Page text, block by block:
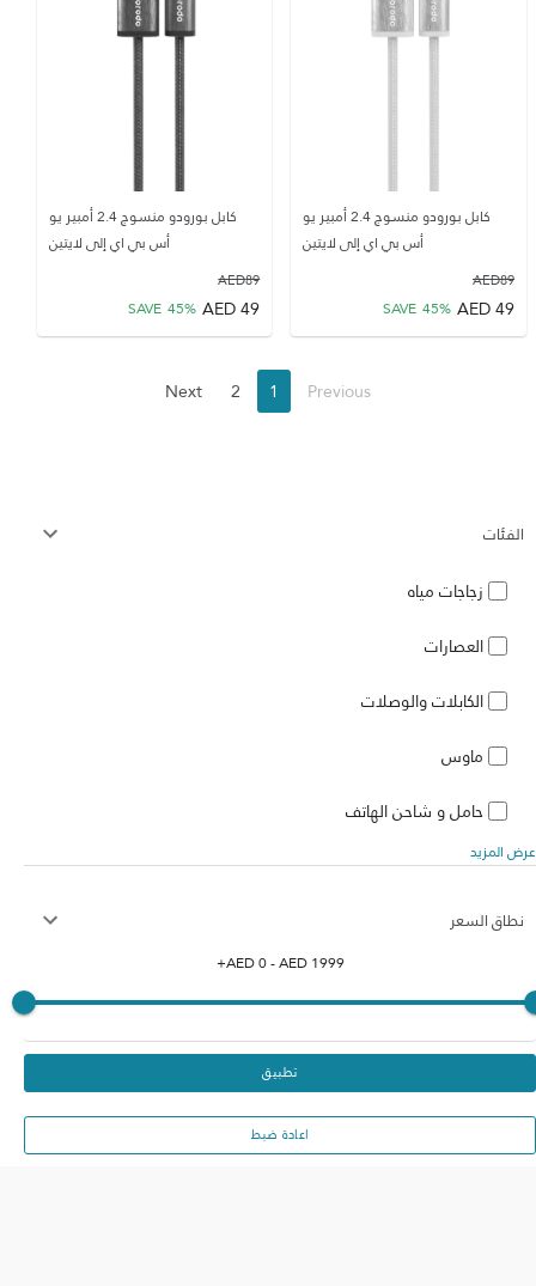
الفئات
زجاجات مياه
العصارات
الكابلات والوصلات
ماوس
حامل و شاحن الهاتف
عرض المزيد
نطاق السعر
AED0- AED1999
+
تطبيق
اعادة ضبط
كابل بورودو منسوج 2.4 أمبير يو
أس بي اي إلى لايتين
89
AED
49
AED
SAVE 45%
كابل بورودو منسوج 2.4 أمبير يو
أس بي اي إلى لايتين
89
AED
49
AED
SAVE 45%
Previous
1
2
Next